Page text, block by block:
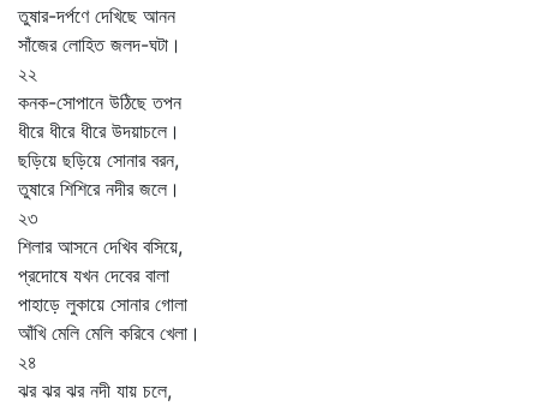
তুষার-দর্পণে দেখিছে আনন
সাঁজের লোহিত জলদ-ঘটা।
২২
কনক-সোপানে উঠিছে তপন
ধীরে ধীরে ধীরে উদয়াচলে।
ছড়িয়ে ছড়িয়ে সোনার বরন,
তুষারে শিশিরে নদীর জলে।
২৩
শিলার আসনে দেখিব বসিয়ে,
প্রদোষে যখন দেবের বালা
পাহাড়ে লুকায়ে সোনার গোলা
আঁখি মেলি মেলি করিবে খেলা।
২৪
ঝর ঝর ঝর নদী যায় চলে,